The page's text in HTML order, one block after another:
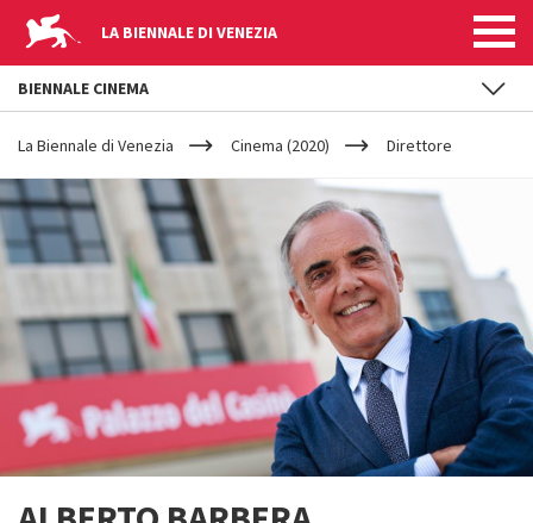
LA BIENNALE DI VENEZIA
YOUR
ARE
HERE
La Biennale di Venezia Cinema (2020) Direttore
BIENNALE CINEMA